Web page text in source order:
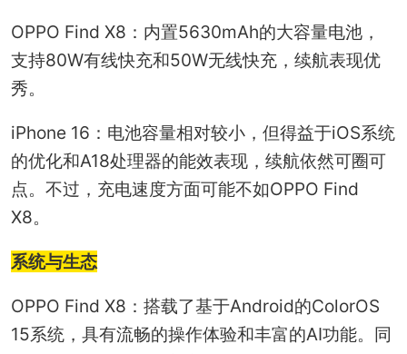
OPPO Find X8：内置5630mAh的大容量电池，
支持80W有线快充和50W无线快充，续航表现优
秀。
iPhone 16：电池容量相对较小，但得益于iOS系统
的优化和A18处理器的能效表现，续航依然可圈可
点。不过，充电速度方面可能不如OPPO Find
X8。
系统与生态
OPPO Find X8：搭载了基于Android的ColorOS
15系统，具有流畅的操作体验和丰富的AI功能。同